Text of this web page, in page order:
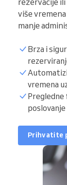
više
manje
Brza i
vremena
Pregledne
Prihvatite